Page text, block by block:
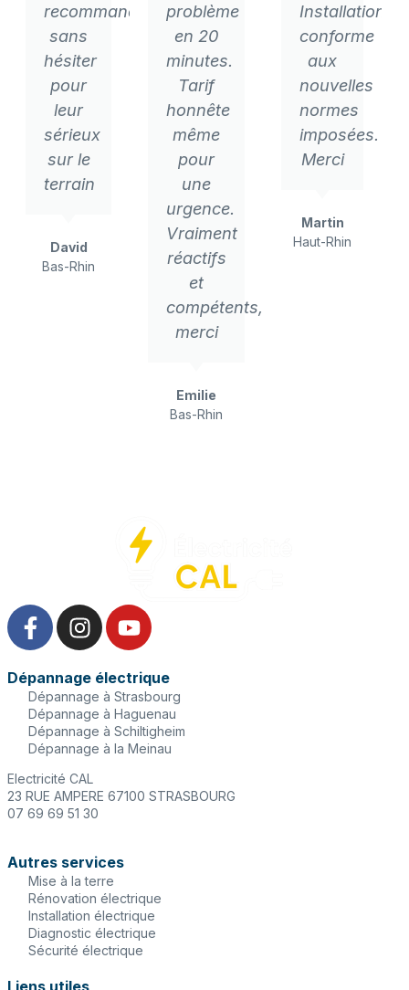
recommande
sans
hésiter
pour
leur
sérieux
sur le
terrain
David
Bas-Rhin
problème
en 20
minutes.
Tarif
honnête
même
pour
une
urgence.
Vraiment
réactifs
et
compétents,
merci
Emilie
Bas-Rhin
Installation
conforme
aux
nouvelles
normes
imposées.
Merci
Martin
Haut-Rhin
Dépannage électrique
Dépannage à Strasbourg
Dépannage à Haguenau
Dépannage à Schiltigheim
Dépannage à la Meinau
Electricité CAL
23 RUE AMPERE 67100 STRASBOURG
07 69 69 51 30
Autres services
Mise à la terre
Rénovation électrique
Installation électrique
Diagnostic électrique
Sécurité électrique